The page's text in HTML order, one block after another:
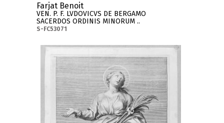
Farjat Benoit
VEN. P. F. LVDOVICVS DE BERGAMO
SACERDOS ORDINIS MINORUM ..
S-FC53071